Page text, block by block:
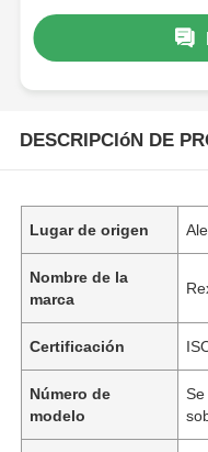
DESCRIPCIóN DE
Lugar de origen
Nombre de la
marca
Certificación
Número de
modelo